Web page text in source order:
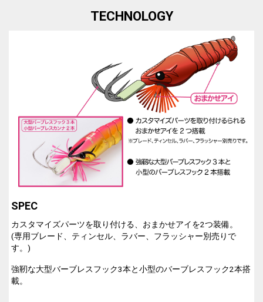
TECHNOLOGY
SPEC
カスタマイズパーツを取り付ける、おまかせアイを2つ装備。
(専用ブレード、ティンセル、ラバー、フラッシャー別売りで
す。)
強靭な大型バーブレスフック3本と小型のバーブレスフック2本搭
載。